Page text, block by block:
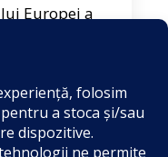
Europei a
răspu